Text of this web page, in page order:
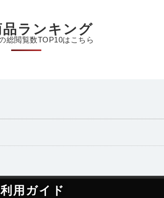
品ランキング
総閲覧数TOP10はこちら
用ガイド